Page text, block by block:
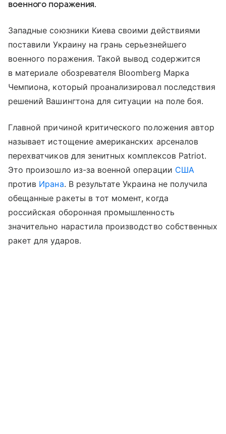
военного поражения.
Западные союзники Киева своими действиями
поставили Украину на грань серьезнейшего
военного поражения. Такой вывод содержится
в материале обозревателя Bloomberg Марка
Чемпиона, который проанализировал последствия
решений Вашингтона для ситуации на поле боя.
Главной причиной критического положения автор
называет истощение американских арсеналов
перехватчиков для зенитных комплексов Patriot.
Это произошло из-за военной операции США
против Ирана. В результате Украина не получила
обещанные ракеты в тот момент, когда
российская оборонная промышленность
значительно нарастила производство собственных
ракет для ударов.